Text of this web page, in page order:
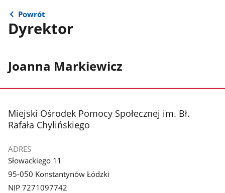
Powrót
Dyrektor
Joanna Markiewicz
stopka
Miejski Ośrodek Pomocy Społecznej im. Bł.
Rafała Chylińskiego
ADRES
Słowackiego 11
95-050 Konstantynów Łódzki
NIP 7271097742